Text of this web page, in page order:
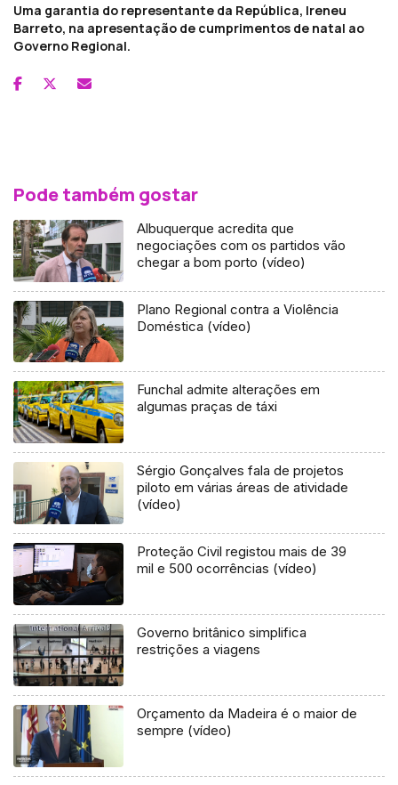
Uma garantia do representante da República, Ireneu
Barreto, na apresentação de cumprimentos de natal ao
Governo Regional.
Pode também gostar
Albuquerque acredita que
negociações com os partidos vão
chegar a bom porto (vídeo)
Plano Regional contra a Violência
Doméstica (vídeo)
Funchal admite alterações em
algumas praças de táxi
Sérgio Gonçalves fala de projetos
piloto em várias áreas de atividade
(vídeo)
Proteção Civil registou mais de 39
mil e 500 ocorrências (vídeo)
Governo britânico simplifica
restrições a viagens
Orçamento da Madeira é o maior de
sempre (vídeo)